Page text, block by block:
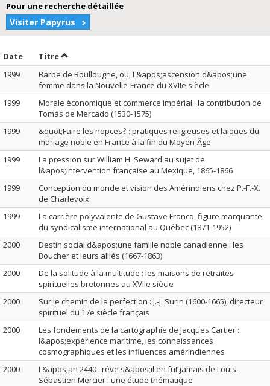
Pour une recherche détaillée
Visiter Papyrus
Date Trier par date en ordre décroissant
TitreTrier par titre en ordre décroissant
1999
Barbe de Boullougne, ou, L&apos;ascension d&apos;une
femme dans la Nouvelle-France du XVIIe siècle
1999
Morale économique et commerce impérial : la contribution de
Tomás de Mercado (1530-1575)
1999
&quot;Faire les nopcesℓ : pratiques religieuses et laïques du
mariage noble en France à la fin du Moyen-Âge
1999
La pression sur William H. Seward au sujet de
l&apos;intervention française au Mexique, 1865-1866
1999
Conception du monde et vision des Amérindiens chez P.-F.-X.
de Charlevoix
1999
La carrière polyvalente de Gustave Francq, figure marquante
du syndicalisme international au Québec (1871-1952)
2000
Destin social d&apos;une famille noble canadienne : les
Boucher et leurs alliés (1667-1863)
2000
De la solitude à la multitude : les maisons de retraites
spirituelles bretonnes au XVIIe siècle
2000
Sur le chemin de la perfection : J.-J. Surin (1600-1665), directeur
spirituel du 17e siècle français
2000
Les fondements de la cartographie de Jacques Cartier :
l&apos;expérience maritime, les connaissances
cosmographiques et les influences amérindiennes
2000
L&apos;an 2440 : rêve s&apos;il en fut jamais de Louis-
Sébastien Mercier : une étude thématique